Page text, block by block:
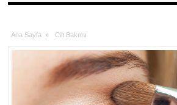
Ana Sayfa » Cilt Bakımı